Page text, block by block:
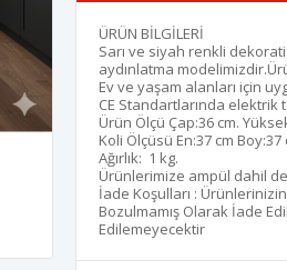
ÜRÜN BİLGİLERİ
Sarı ve siyah renkli
aydınlatma
Ev ve yaşam alanları için
CE Standartlarında elektrik
Ürün Ölçü Çap:36 cm.
Koli Ölçüsü En:37 cm
Ağırlık: 1 kg.
Ürünlerimize ampül dahil
İade Koşulları : Ürünlerinizin
Bozulmamış Olarak İade
Edilemeyecektir